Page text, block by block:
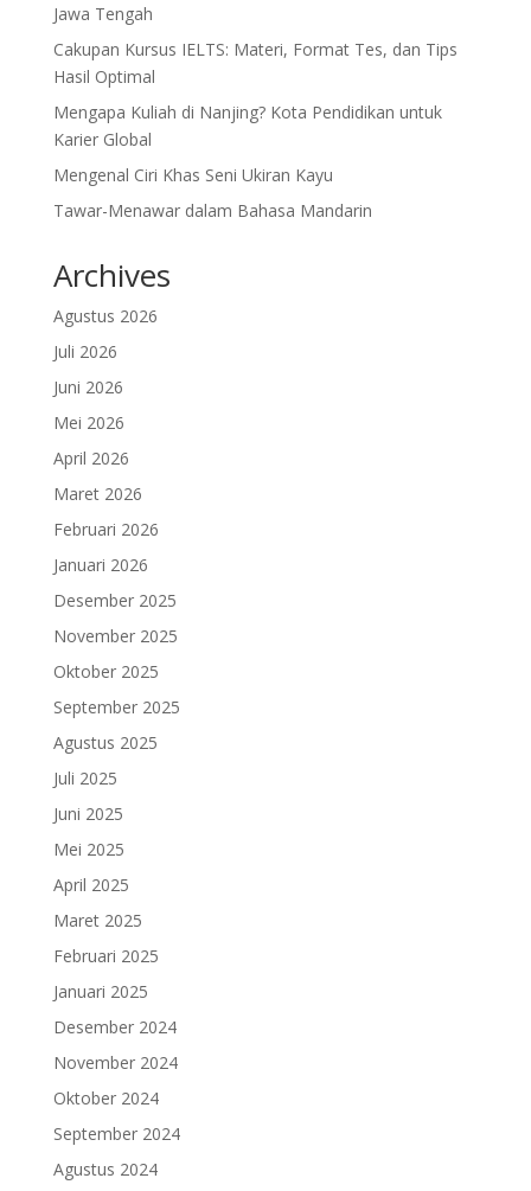
Jawa Tengah
Cakupan Kursus IELTS: Materi, Format Tes, dan Tips
Hasil Optimal
Mengapa Kuliah di Nanjing? Kota Pendidikan untuk
Karier Global
Mengenal Ciri Khas Seni Ukiran Kayu
Tawar-Menawar dalam Bahasa Mandarin
Archives
Agustus 2026
Juli 2026
Juni 2026
Mei 2026
April 2026
Maret 2026
Februari 2026
Januari 2026
Desember 2025
November 2025
Oktober 2025
September 2025
Agustus 2025
Juli 2025
Juni 2025
Mei 2025
April 2025
Maret 2025
Februari 2025
Januari 2025
Desember 2024
November 2024
Oktober 2024
September 2024
Agustus 2024